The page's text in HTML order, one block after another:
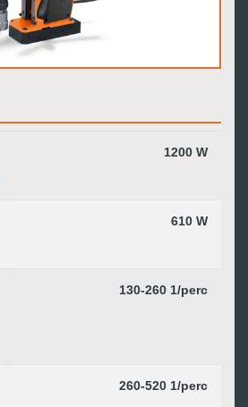
1200 W
610 W
130-260 1/perc
260-520 1/perc